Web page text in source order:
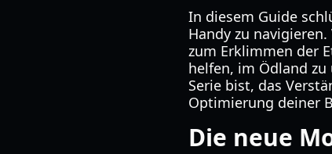
In diesem Guide
Handy zu
zum Erklimmen der
helfen, im Ödland
Serie bist, das
Optimierung deiner
Die neue